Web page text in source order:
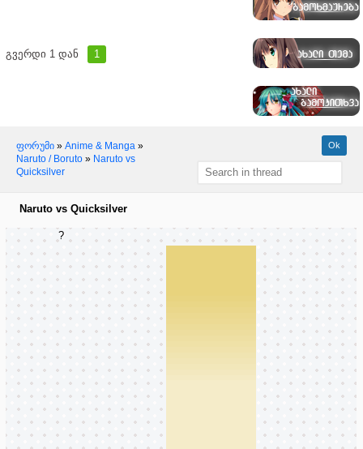
გვერდი 1 დან 1
ფორუმი » Anime & Manga »
Naruto / Boruto » Naruto vs
Quicksilver
Naruto vs Quicksilver
?